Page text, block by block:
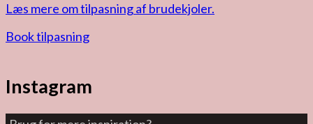
Læs mere om tilpasning af brudekjoler.
Book tilpasning
Instagram